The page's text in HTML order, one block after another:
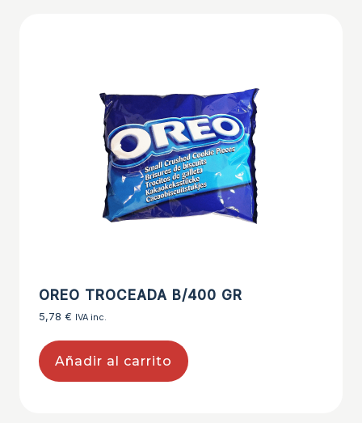
OREO TROCEADA B/400 GR
5,78 € IVA inc.
Añadir al carrito